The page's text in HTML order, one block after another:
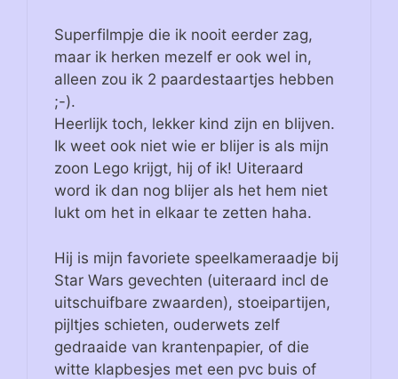
Superfilmpje die ik nooit eerder zag,
maar ik herken mezelf er ook wel in,
alleen zou ik 2 paardestaartjes hebben
;-).
Heerlijk toch, lekker kind zijn en blijven.
Ik weet ook niet wie er blijer is als mijn
zoon Lego krijgt, hij of ik! Uiteraard
word ik dan nog blijer als het hem niet
lukt om het in elkaar te zetten haha.
Hij is mijn favoriete speelkameraadje bij
Star Wars gevechten (uiteraard incl de
uitschuifbare zwaarden), stoeipartijen,
pijltjes schieten, ouderwets zelf
gedraaide van krantenpapier, of die
witte klapbesjes met een pvc buis of